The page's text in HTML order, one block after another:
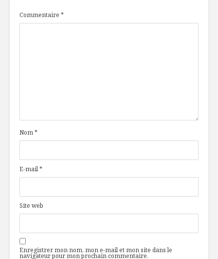
Commentaire *
Nom*
E-mail*
Site web
Enregistrer mon nom, mon e-mail et mon site dans le
navigateur pour mon prochain commentaire.